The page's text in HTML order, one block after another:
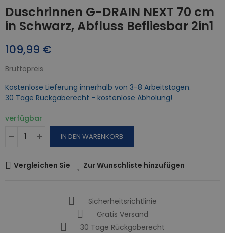
Duschrinnen G-DRAIN NEXT 70 cm
in Schwarz, Abfluss Befliesbar 2in1
109,99 €
Bruttopreis
Kostenlose Lieferung innerhalb von 3-8 Arbeitstagen.
30 Tage Rückgaberecht - kostenlose Abholung!
verfügbar
IN DEN WARENKORB
Vergleichen Sie Zur Wunschliste hinzufügen
Sicherheitsrichtlinie
Gratis Versand
30 Tage Rückgaberecht